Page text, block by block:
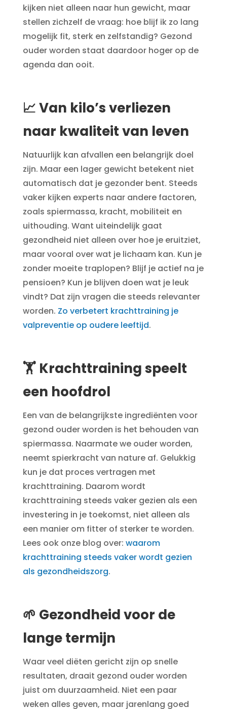
kijken niet alleen naar hun gewicht, maar
stellen zichzelf de vraag: hoe blijf ik zo lang
mogelijk fit, sterk en zelfstandig? Gezond
ouder worden staat daardoor hoger op de
agenda dan ooit.
📈 Van kilo’s verliezen
naar kwaliteit van leven
Natuurlijk kan afvallen een belangrijk doel
zijn. Maar een lager gewicht betekent niet
automatisch dat je gezonder bent. Steeds
vaker kijken experts naar andere factoren,
zoals spiermassa, kracht, mobiliteit en
uithouding. Want uiteindelijk gaat
gezondheid niet alleen over hoe je eruitziet,
maar vooral over wat je lichaam kan. Kun je
zonder moeite traplopen? Blijf je actief na je
pensioen? Kun je blijven doen wat je leuk
vindt? Dat zijn vragen die steeds relevanter
worden. Zo verbetert krachttraining je
valpreventie op oudere leeftijd.
🏋️ Krachttraining speelt
een hoofdrol
Een van de belangrijkste ingrediënten voor
gezond ouder worden is het behouden van
spiermassa. Naarmate we ouder worden,
neemt spierkracht van nature af. Gelukkig
kun je dat proces vertragen met
krachttraining. Daarom wordt
krachttraining steeds vaker gezien als een
investering in je toekomst, niet alleen als
een manier om fitter of sterker te worden.
Lees ook onze blog over: waarom
krachttraining steeds vaker wordt gezien
als gezondheidszorg.
🌱 Gezondheid voor de
lange termijn
Waar veel diëten gericht zijn op snelle
resultaten, draait gezond ouder worden
juist om duurzaamheid. Niet een paar
weken alles geven, maar jarenlang goed